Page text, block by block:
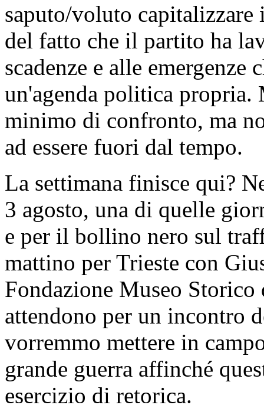
saputo/voluto
del fatto che il partito ha
scadenze e alle emergenze
un'agenda politica propria.
minimo di confronto, ma
ad essere fuori dal tempo.
La settimana finisce qui?
3 agosto, una di quelle
e per il bollino nero sul
mattino per Trieste con
Fondazione Museo
attendono per un incontro
vorremmo mettere in
grande guerra affinché
esercizio di retorica.